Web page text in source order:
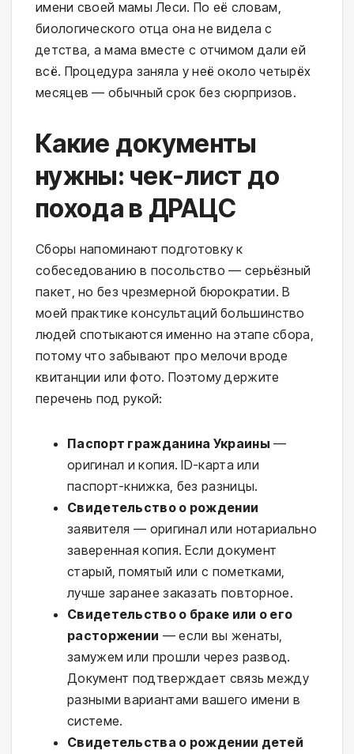
имени своей мамы Леси. По её словам,
биологического отца она не видела с
детства, а мама вместе с отчимом дали ей
всё. Процедура заняла у неё около четырёх
месяцев — обычный срок без сюрпризов.
Какие документы
нужны: чек-лист до
похода в ДРАЦС
Сборы напоминают подготовку к
собеседованию в посольство — серьёзный
пакет, но без чрезмерной бюрократии. В
моей практике консультаций большинство
людей спотыкаются именно на этапе сбора,
потому что забывают про мелочи вроде
квитанции или фото. Поэтому держите
перечень под рукой:
Паспорт гражданина Украины —
оригинал и копия. ID-карта или
паспорт-книжка, без разницы.
Свидетельство о рождении
заявителя — оригинал или нотариально
заверенная копия. Если документ
старый, помятый или с пометками,
лучше заранее заказать повторное.
Свидетельство о браке или о его
расторжении — если вы женаты,
замужем или прошли через развод.
Документ подтверждает связь между
разными вариантами вашего имени в
системе.
Свидетельства о рождении детей